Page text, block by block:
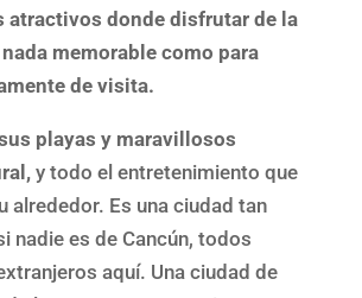
atractivos donde disfrutar de la
memorable como para
de visita.
playas y maravillosos
y todo el entretenimiento que
alrededor. Es una ciudad tan
nadie es de Cancún, todos
aquí. Una ciudad de